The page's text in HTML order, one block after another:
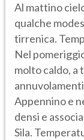
Al mattino
qualche
tirrenica.
Nel
molto caldo, a
Appennino e
densi e
Sila.